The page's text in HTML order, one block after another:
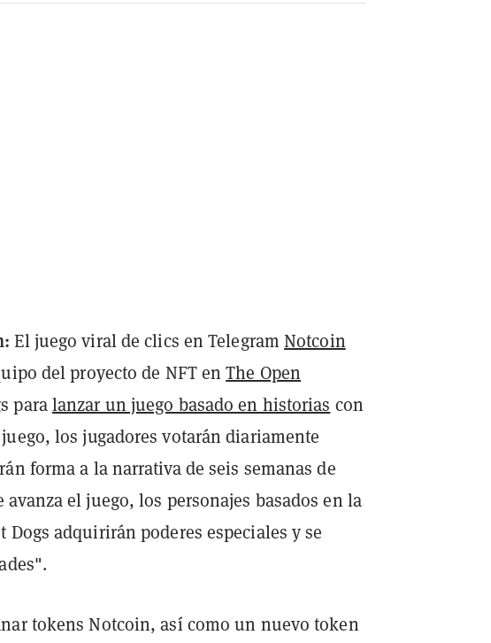
El juego viral de clics en TelegramNotcoin
del proyecto de NFT enThe Open
paralanzar un juego basado en historias con
los jugadores votarán diariamente
forma a la narrativa de seis semanas de
avanza el juego, los personajes basados en la
Dogs adquirirán poderes especiales y se
tokens Notcoin, así como un nuevo token